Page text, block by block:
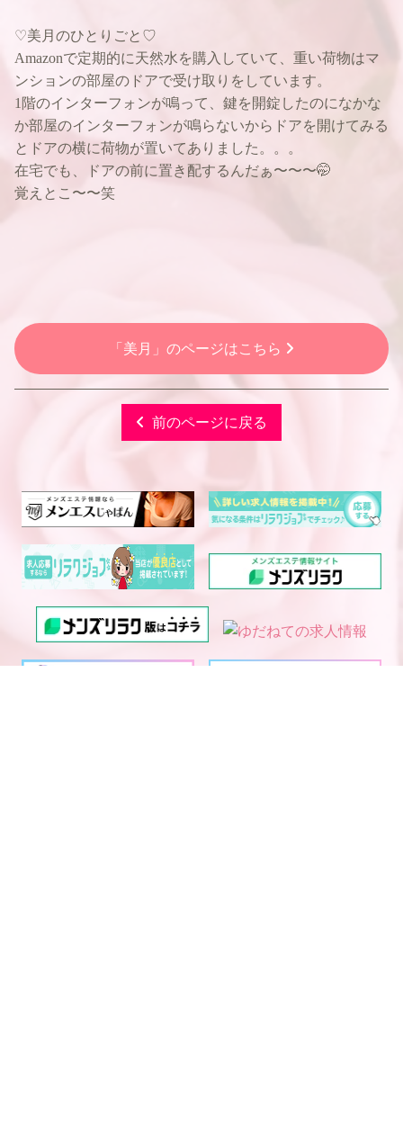
♡美月のひとりごと♡
Amazonで定期的に天然水を購入していて、重い荷物はマ
ンションの部屋のドアで受け取りをしています。
1階のインターフォンが鳴って、鍵を開錠したのになかな
か部屋のインターフォンが鳴らないからドアを開けてみる
とドアの横に荷物が置いてありました。。。
在宅でも、ドアの前に置き配するんだぁ〜〜〜🤭
覚えとこ〜〜笑
「美月」のページはこちら
前のページに戻る